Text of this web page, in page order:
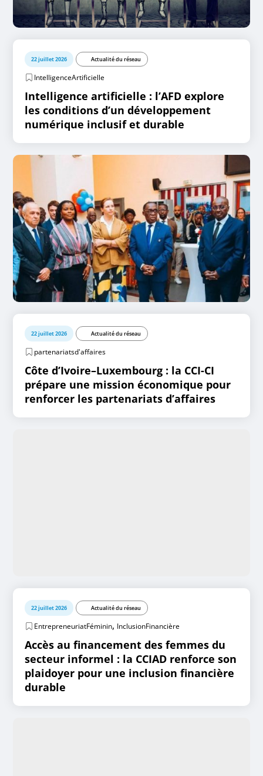
22 juillet 2026 Actualité du réseau
IntelligenceArtificielle
Intelligence artificielle : l’AFD explore
les conditions d’un développement
numérique inclusif et durable
22 juillet 2026 Actualité du réseau
partenariatsd'affaires
Côte d’Ivoire–Luxembourg : la CCI-CI
prépare une mission économique pour
renforcer les partenariats d’affaires
22 juillet 2026 Actualité du réseau
EntrepreneuriatFéminin, InclusionFinancière
Accès au financement des femmes du
secteur informel : la CCIAD renforce son
plaidoyer pour une inclusion financière
durable